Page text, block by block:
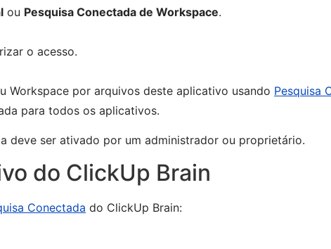
ou Pesquisa Conectada de Workspace.
o acesso.
Workspace por arquivos deste aplicativo usando Pesquisa
para todos os aplicativos.
deve ser ativado por um administrador ou proprietário.
do ClickUp Brain
Conectada do ClickUp Brain: